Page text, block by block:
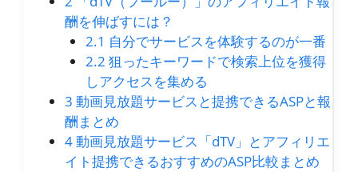
酬を伸ばすには？
2.1 自分でサービスを体験するのが一番
2.2 狙ったキーワードで検索上位を獲得
しアクセスを集める
3 動画見放題サービスと提携できるASPと報
酬まとめ
4動画見放題サービス「dTV」とアフィリエ
イト提携できるおすすめのASP比較まとめ